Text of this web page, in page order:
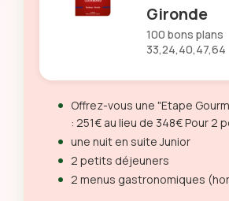
Gironde
100 bons plans
33,24,40,47,64
Offrez-vous une "Etape
: 251€ au lieu de 348€ Pour 2
une nuit en suite Junior
2 petits déjeuners
2 menus gastronomiques